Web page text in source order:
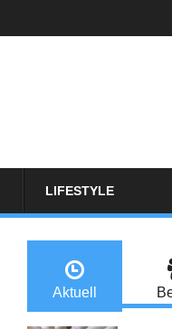
LIFESTYLE
Aktuell